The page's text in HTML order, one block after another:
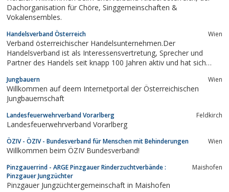
Dachorganisation für Chöre, Singgemeinschaften &
Vokalensembles.
Handelsverband Österreich Wien
Verband österreichischer Handelsunternehmen.Der
Handelsverband ist als Interessensvertretung, Sprecher und
Partner des Handels seit knapp 100 Jahren aktiv und hat sich
verändernden Marktherausforderungen bestmöglich zu
begleiten. Neben den Handelsunternehmen, die in...
Jungbauern Wien
Willkommen auf deem Internetportal der Österreichischen
Jungbauernschaft
Landesfeuerwehrverband Vorarlberg Feldkirch
Landesfeuerwehrverband Vorarlberg
ÖZIV - ÖZIV - Bundesverband für Menschen mit Behinderungen Wien
Willkommen beim ÖZIV Bundesverband!
Pinzgauerrind - ARGE Pinzgauer Rinderzuchtverbände :
Pinzgauer Jungzüchter
Maishofen
Pinzgauer Jungzüchtergemeinschaft in Maishofen